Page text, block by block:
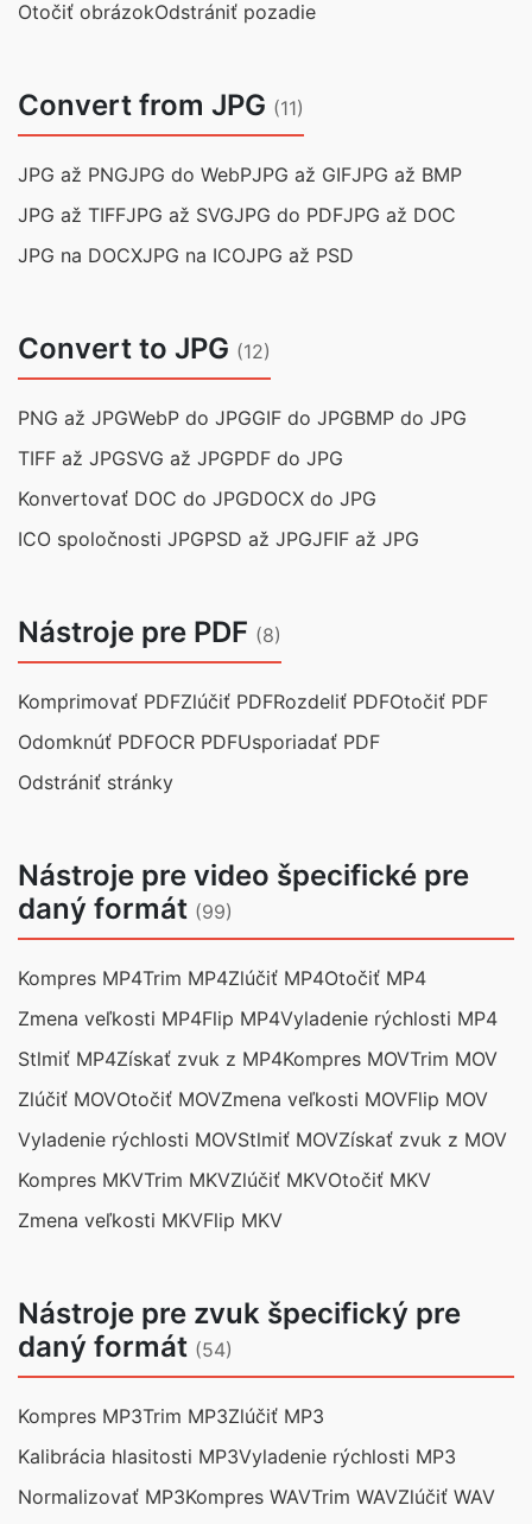
Otočiť obrázokOdstrániť pozadie
Convert from JPG (11)
JPG až PNGJPG do WebPJPG až GIFJPG až BMP
JPG až TIFFJPG až SVGJPG do PDFJPG až DOC
JPG na DOCXJPG na ICOJPG až PSD
Convert to JPG (12)
PNG až JPGWebP do JPGGIF do JPGBMP do JPG
TIFF až JPGSVG až JPGPDF do JPG
Konvertovať DOC do JPGDOCX do JPG
ICO spoločnosti JPGPSD až JPGJFIF až JPG
Nástroje pre PDF (8)
Komprimovať PDFZlúčiť PDFRozdeliť PDFOtočiť PDF
Odomknúť PDFOCR PDFUsporiadať PDF
Odstrániť stránky
Nástroje pre video špecifické pre
daný formát (99)
Kompres MP4Trim MP4Zlúčiť MP4Otočiť MP4
Zmena veľkosti MP4Flip MP4Vyladenie rýchlosti MP4
Stlmiť MP4Získať zvuk z MP4Kompres MOVTrim MOV
Zlúčiť MOVOtočiť MOVZmena veľkosti MOVFlip MOV
Vyladenie rýchlosti MOVStlmiť MOVZískať zvuk z MOV
Kompres MKVTrim MKVZlúčiť MKVOtočiť MKV
Zmena veľkosti MKVFlip MKV
Nástroje pre zvuk špecifický pre
daný formát (54)
Kompres MP3Trim MP3Zlúčiť MP3
Kalibrácia hlasitosti MP3Vyladenie rýchlosti MP3
Normalizovať MP3Kompres WAVTrim WAVZlúčiť WAV